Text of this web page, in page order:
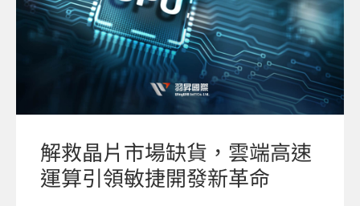
解救晶片市場缺貨，雲端高速
運算引領敏捷開發新革命